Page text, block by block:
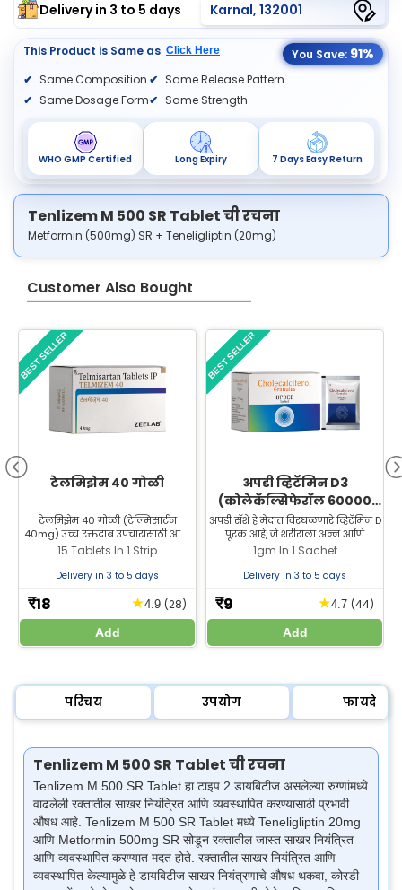
Delivery in 3 to 5 days Karnal, 132001
This Product is Same as Click Here You Save: 91%
Same Composition
Same Dosage Form
Same Release Pattern
Same Strength
WHO GMP Certified Long Expiry 7 Days Easy Return
Tenlizem M 500 SR Tablet ची रचना
Metformin (500mg) SR + Teneligliptin (20mg)
Customer Also Bought
टेलमिझेम 40 गोळी
टेलमिझेम 40 गोळी (टेल्मिसार्टन
40mg) उच्च रक्तदाब उपचारासाठी आणि
हृदयविकाराचा झटका व स्ट्रोक
टाळण्यासाठी वापरली जाते. टेलमिझेम 40
झीलॅब फार्मसीमधून सर्वोत्तम किमतीत
15 Tablets In 1 Strip
Delivery in 3 to 5 days
₹18 ★4.9 (28)
Add
BEST SELLER
अपडी व्हिटॅमिन D3
(कोलेकॅल्सिफेरॉल 60000
IU) सॅशे | हाडे आणि सांध्यांच्या
आरोग्यासाठी
अपडी सॅशे हे मेदात विरघळणारे व्हिटॅमिन D
पूरक आहे, जे शरीराला अन्न आणि
पूरकांमधील कॅल्शियम आणि फॉस्फरस
शोषून घेण्यास मदत करते. खरेदीसाठी
आमच्या वेबसाइटला भेट द्या.
1gm In 1 Sachet
Delivery in 3 to 5 days
₹9 ★4.7 (44)
Add
BEST SELLER
परिचय उपयोग फायदे
Tenlizem M 500 SR Tablet ची रचना
Tenlizem M 500 SR Tablet हा टाइप 2 डायबिटीज असलेल्या रुग्णांमध्ये
वाढलेली रक्तातील साखर नियंत्रित आणि व्यवस्थापित करण्यासाठी प्रभावी
औषध आहे. Tenlizem M 500 SR Tablet मध्ये Teneligliptin 20mg
आणि Metformin 500mg SR सोडून रक्तातील जास्त साखर नियंत्रित
आणि व्यवस्थापित करण्यात मदत होते. रक्तातील साखर नियंत्रित आणि
व्यवस्थापित केल्यामुळे हे डायबिटीज साखर नियंत्रणाचे औषध थकवा, कोरडी